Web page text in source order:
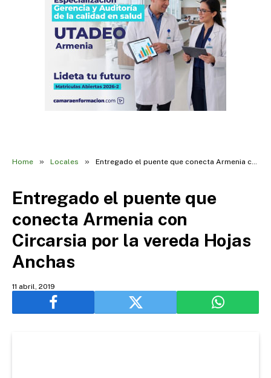
Home » Locales » Entregado el puente que conecta Armenia con Circarsia por la vereda Hojas Anchas
Entregado el puente que
conecta Armenia con
Circarsia por la vereda Hojas
Anchas
11 abril, 2019